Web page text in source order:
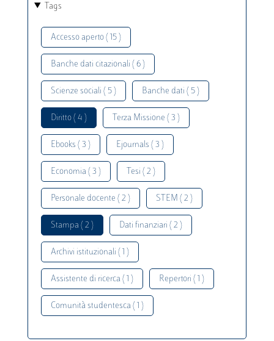
Tags
Accesso aperto ( 15 )
Banche dati citazionali ( 6 )
Scienze sociali ( 5 ) Banche dati ( 5 )
Diritto ( 4 ) Terza Missione ( 3 )
Ebooks ( 3 ) Ejournals ( 3 )
Economia ( 3 ) Tesi ( 2 )
Personale docente ( 2 ) STEM ( 2 )
Stampa ( 2 ) Dati finanziari ( 2 )
Archivi istituzionali ( 1 )
Assistente di ricerca ( 1 ) Repertori ( 1 )
Comunità studentesca ( 1 )